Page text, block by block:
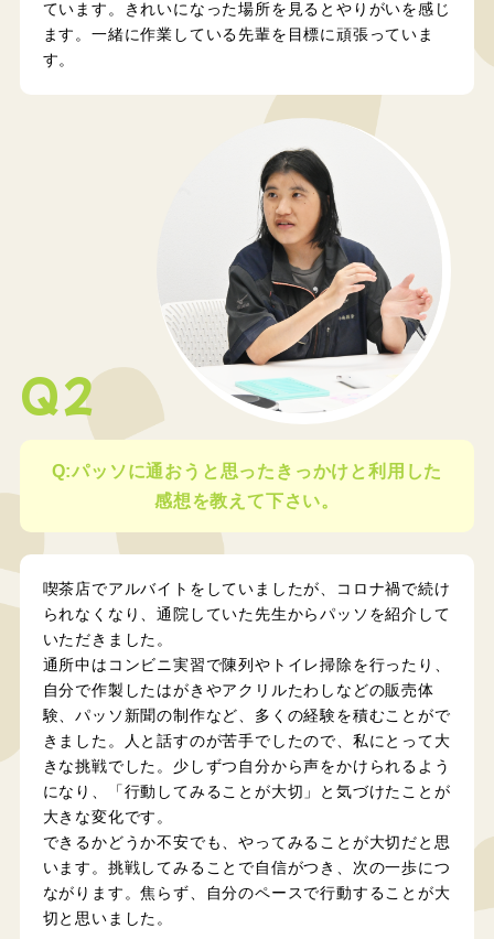
ています。きれいになった場所を見るとやりがいを感じ
ます。一緒に作業している先輩を目標に頑張っていま
す。
Q2
Q:パッソに通おうと思ったきっかけと利用した
感想を教えて下さい。
喫茶店でアルバイトをしていましたが、コロナ禍で続け
られなくなり、通院していた先生からパッソを紹介して
いただきました。
通所中はコンビニ実習で陳列やトイレ掃除を行ったり、
自分で作製したはがきやアクリルたわしなどの販売体
験、パッソ新聞の制作など、多くの経験を積むことがで
きました。人と話すのが苦手でしたので、私にとって大
きな挑戦でした。少しずつ自分から声をかけられるよう
になり、「行動してみることが大切」と気づけたことが
大きな変化です。
できるかどうか不安でも、やってみることが大切だと思
います。挑戦してみることで自信がつき、次の一歩につ
ながります。焦らず、自分のペースで行動することが大
切と思いました。